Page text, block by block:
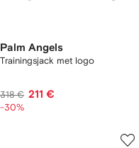
Palm Angels
Trainingsjack met logo
318 € 211 €
-30%